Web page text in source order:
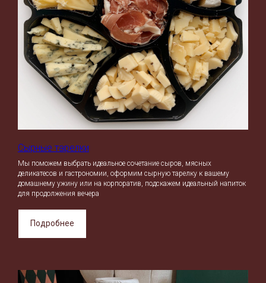
Сырные тарелки
Мы поможем выбрать идеальное сочетание сыров, мясных
деликатесов и гастрономии, оформим сырную тарелку к вашему
домашнему ужину или на корпоратив, подскажем идеальный напиток
для продолжения вечера
Подробнее